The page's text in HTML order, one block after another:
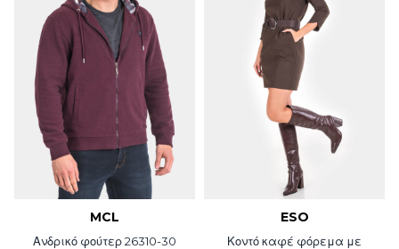
MCL
Ανδρικό φούτερ 26310-30
ESO
Κοντό καφέ φόρεμα με